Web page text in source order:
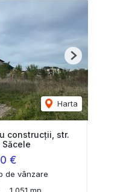
Harta
Next
construcții, str.
€
de vânzare